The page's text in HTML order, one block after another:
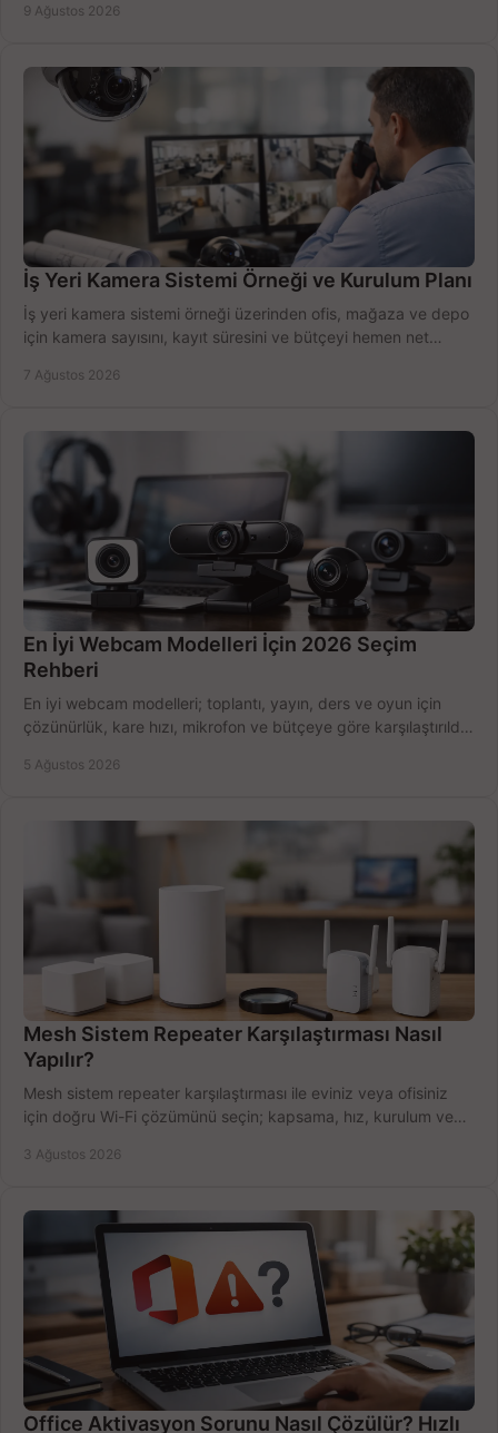
9 Ağustos 2026
İş Yeri Kamera Sistemi Örneği ve Kurulum Planı
İş yeri kamera sistemi örneği üzerinden ofis, mağaza ve depo
için kamera sayısını, kayıt süresini ve bütçeyi hemen net
7 Ağustos 2026
En İyi Webcam Modelleri İçin 2026 Seçim
Rehberi
En iyi webcam modelleri; toplantı, yayın, ders ve oyun için
çözünürlük, kare hızı, mikrofon ve bütçeye göre karşılaştırıldı.
5 Ağustos 2026
Mesh Sistem Repeater Karşılaştırması Nasıl
Yapılır?
Mesh sistem repeater karşılaştırması ile eviniz veya ofisiniz
için doğru Wi-Fi çözümünü seçin; kapsama, hız, kurulum ve
3 Ağustos 2026
Office Aktivasyon Sorunu Nasıl Çözülür? Hızlı